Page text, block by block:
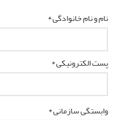
نام و نام خانوادگی *
پست الکترونیکی *
وابستگی سازمانی *